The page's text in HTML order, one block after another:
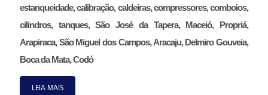
estanqueidade, calibração, caldeiras, compressores, comboios,
cilindros, tanques, São José da Tapera, Maceió, Propriá,
Arapiraca, São Miguel dos Campos, Aracaju, Delmiro Gouveia,
Boca da Mata, Codó
LEIA MAIS